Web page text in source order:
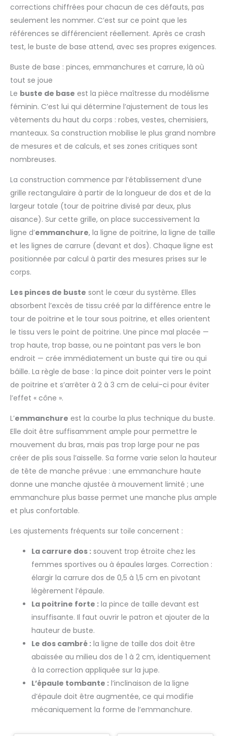
corrections chiffrées pour chacun de ces défauts, pas
seulement les nommer. C’est sur ce point que les
références se différencient réellement. Après ce crash
test, le buste de base attend, avec ses propres exigences.
Buste de base : pinces, emmanchures et carrure, là où
tout se joue
Le buste de base est la pièce maîtresse du modélisme
féminin. C’est lui qui détermine l’ajustement de tous les
vêtements du haut du corps : robes, vestes, chemisiers,
manteaux. Sa construction mobilise le plus grand nombre
de mesures et de calculs, et ses zones critiques sont
nombreuses.
La construction commence par l’établissement d’une
grille rectangulaire à partir de la longueur de dos et de la
largeur totale (tour de poitrine divisé par deux, plus
aisance). Sur cette grille, on place successivement la
ligne d’emmanchure, la ligne de poitrine, la ligne de taille
et les lignes de carrure (devant et dos). Chaque ligne est
positionnée par calcul à partir des mesures prises sur le
corps.
Les pinces de buste sont le cœur du système. Elles
absorbent l’excès de tissu créé par la différence entre le
tour de poitrine et le tour sous poitrine, et elles orientent
le tissu vers le point de poitrine. Une pince mal placée —
trop haute, trop basse, ou ne pointant pas vers le bon
endroit — crée immédiatement un buste qui tire ou qui
bâille. La règle de base : la pince doit pointer vers le point
de poitrine et s’arrêter à 2 à 3 cm de celui-ci pour éviter
l’effet « cône ».
L’emmanchure est la courbe la plus technique du buste.
Elle doit être suffisamment ample pour permettre le
mouvement du bras, mais pas trop large pour ne pas
créer de plis sous l’aisselle. Sa forme varie selon la hauteur
de tête de manche prévue : une emmanchure haute
donne une manche ajustée à mouvement limité ; une
emmanchure plus basse permet une manche plus ample
et plus confortable.
Les ajustements fréquents sur toile concernent :
La carrure dos : souvent trop étroite chez les
femmes sportives ou à épaules larges. Correction :
élargir la carrure dos de 0,5 à 1,5 cm en pivotant
légèrement l’épaule.
La poitrine forte : la pince de taille devant est
insuffisante. Il faut ouvrir le patron et ajouter de la
hauteur de buste.
Le dos cambré : la ligne de taille dos doit être
abaissée au milieu dos de 1 à 2 cm, identiquement
à la correction appliquée sur la jupe.
L’épaule tombante : l’inclinaison de la ligne
d’épaule doit être augmentée, ce qui modifie
mécaniquement la forme de l’emmanchure.